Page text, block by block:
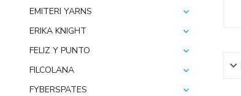
EMITERI YARNS
ERIKA KNIGHT
FELIZ Y PUNTO
FILCOLANA
FYBERSPATES